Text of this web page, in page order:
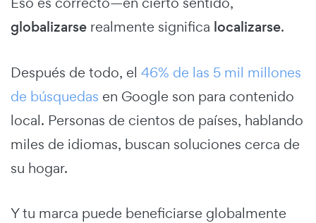
globalizarse realmente significa localizarse.
Después de todo, el 46% de las 5 mil millones
de búsquedas en Google son para contenido
local. Personas de cientos de países, hablando
miles de idiomas, buscan soluciones cerca de
su hogar.
Y tu marca puede beneficiarse globalmente